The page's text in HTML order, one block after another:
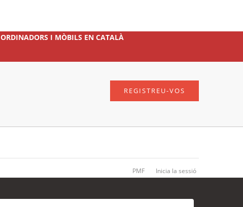
ORDINADORS I MÒBILS EN CATALÀ
REGISTREU-VOS
PMF Inicia la sessió